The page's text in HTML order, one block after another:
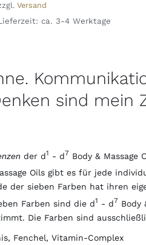
Versand
ca. 3-4 Werktage
sind mein
der d1 - d7 Body &
Oils gibt es für jede
der sieben Farben hat ihren
Farben sind die d1 - d7 Body
Die Farben sind
Fenchel, Vitamin-Complex